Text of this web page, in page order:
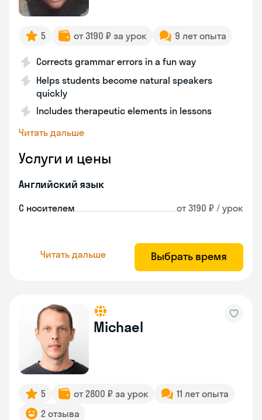
5 от 3190 ₽ за урок 9 лет опыта
Corrects grammar errors in a fun way
Helps students become natural speakers
quickly
Includes therapeutic elements in lessons
Читать дальше
Услуги и цены
Английский язык
С носителем от 3190 ₽ / урок
Читать дальше Выбрать время
Michael
5 от 2800 ₽ за урок
11 лет опыта
2 отзыва